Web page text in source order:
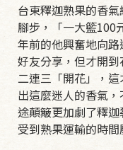
台東釋迦熟果的香
腳步，「一大籃100
年前的他興奮地向
好友分享，但才開
二連三「開花」，
出這麼迷人的香氣
途顛簸更加劇了釋
受到熟果運輸的時間